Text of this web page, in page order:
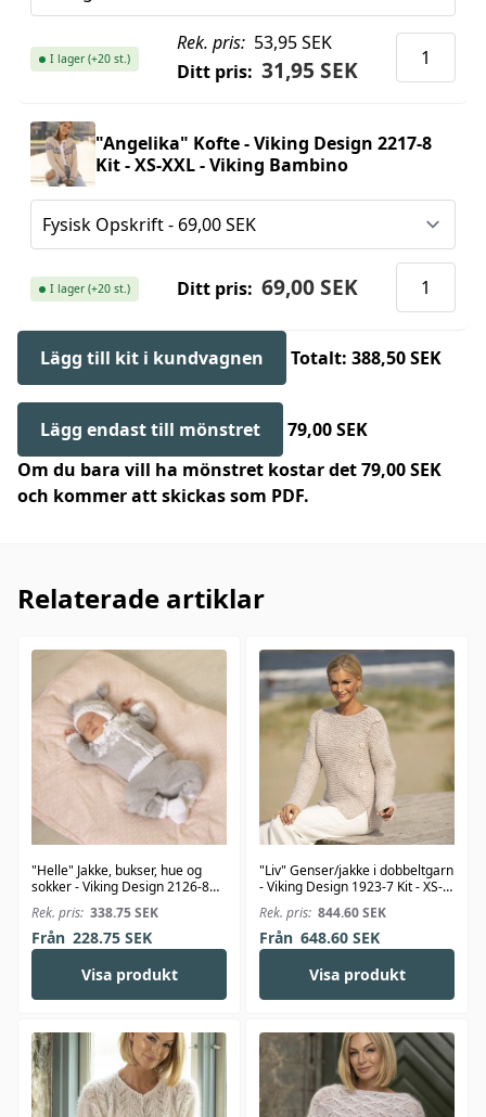
Rek. pris: 53,95 SEK
Ditt pris: 31,95 SEK
I lager (+20 st.)
"Angelika" Kofte - Viking Design 2217-8
Kit - XS-XXL - Viking Bambino
Ditt pris: 69,00 SEK
I lager (+20 st.)
Lägg till kit i kundvagnen Totalt: 388,50 SEK
Lägg endast till mönstret
79,00 SEK
Om du bara vill ha mönstret kostar det 79,00 SEK
och kommer att skickas som PDF.
Relaterade artiklar
"Helle" Jakke, bukser, hue og
sokker - Viking Design 2126-8
Kit - 1-24 Mdr. - Viking Bambino
Rek. pris: 338.75SEK
Från 228.75SEK
Visa produkt
"Liv" Genser/jakke i dobbeltgarn
- Viking Design 1923-7 Kit - XS-
XXL - Viking Alpaca Bris
Rek. pris: 844.60SEK
Från 648.60SEK
Visa produkt